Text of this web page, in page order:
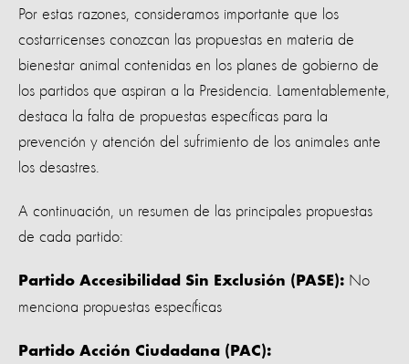
Por estas razones, consideramos importante que los
costarricenses conozcan las propuestas en materia de
bienestar animal contenidas en los planes de gobierno de
los partidos que aspiran a la Presidencia. Lamentablemente,
destaca la falta de propuestas específicas para la
prevención y atención del sufrimiento de los animales ante
los desastres.
A continuación, un resumen de las principales propuestas
de cada partido:
Partido Accesibilidad Sin Exclusión (PASE): No
menciona propuestas específicas
Partido Acción Ciudadana (PAC):